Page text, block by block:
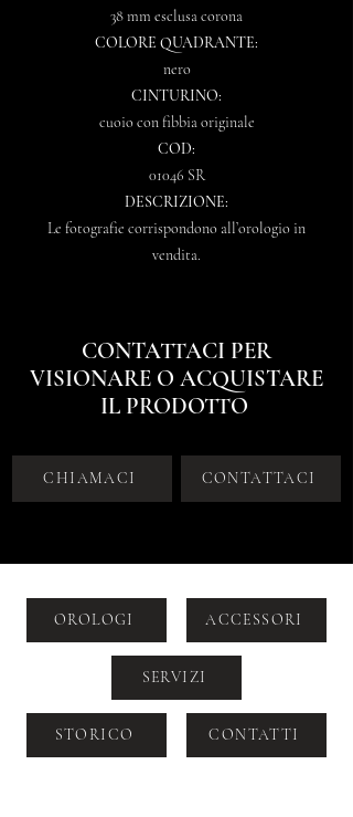
38 mm esclusa corona
COLORE QUADRANTE:
nero
CINTURINO:
cuoio con fibbia originale
COD:
01046 SR
DESCRIZIONE:
Le fotografie corrispondono all’orologio in
vendita.
CONTATTACI PER
VISIONARE O ACQUISTARE
IL PRODOTTO
CHIAMACI CONTATTACI
OROLOGI ACCESSORI
SERVIZI
STORICO CONTATTI